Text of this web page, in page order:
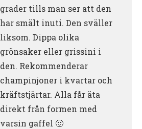
grader tills man ser att den
har smält inuti. Den sväller
liksom. Dippa olika
grönsaker eller grissini i
den. Rekommenderar
champinjoner i kvartar och
kräftstjärtar. Alla får äta
direkt från formen med
varsin gaffel 🙂